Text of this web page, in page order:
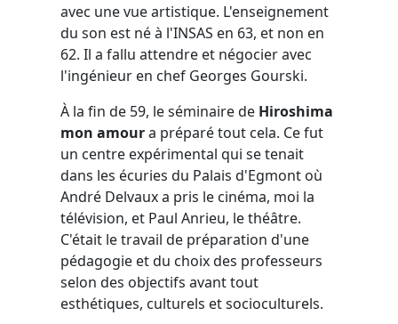
avec une vue artistique. L'enseignement
du son est né à l'INSAS en 63, et non en
62. Il a fallu attendre et négocier avec
l'ingénieur en chef Georges Gourski.
À la fin de 59, le séminaire de Hiroshima
mon amoura préparé tout cela. Ce fut
un centre expérimental qui se tenait
dans les écuries du Palais d'Egmont où
André Delvaux a pris le cinéma, moi la
télévision, et Paul Anrieu, le théâtre.
C'était le travail de préparation d'une
pédagogie et du choix des professeurs
selon des objectifs avant tout
esthétiques, culturels et socioculturels.